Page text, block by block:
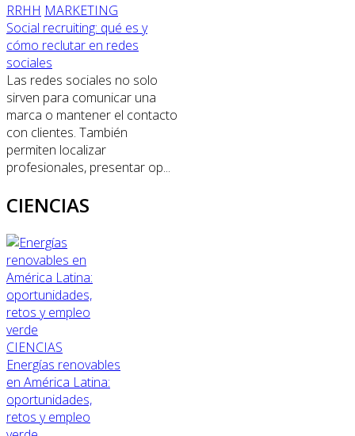
RRHH MARKETING
Social recruiting: qué es y
cómo reclutar en redes
sociales
Las redes sociales no solo
sirven para comunicar una
marca o mantener el contacto
con clientes. También
permiten localizar
profesionales, presentar op...
CIENCIAS
CIENCIAS
Energías renovables
en América Latina:
oportunidades,
retos y empleo